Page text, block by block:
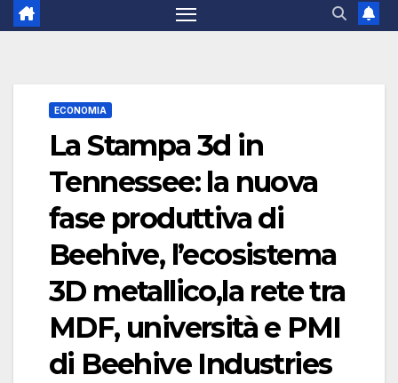
ECONOMIA
La Stampa 3d in
Tennessee: la nuova
fase produttiva di
Beehive, l’ecosistema
3D metallico,la rete tra
MDF, università e PMI
di Beehive Industries